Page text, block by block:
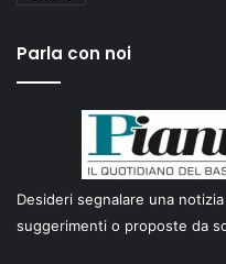
Parla con noi
Desideri segnalare una
suggerimenti o proposte da